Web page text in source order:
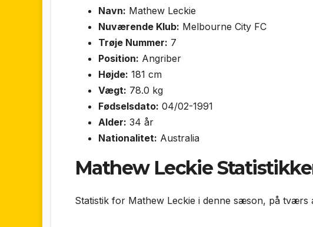
Navn: Mathew Leckie
Nuværende Klub: Melbourne City FC
Trøje Nummer: 7
Position: Angriber
Højde: 181 cm
Vægt: 78.0 kg
Fødselsdato: 04/02-1991
Alder: 34 år
Nationalitet: Australia
Mathew Leckie
Statistik for Mathew Leckie i denne sæson, på tværs